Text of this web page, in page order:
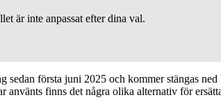
är inte anpassat efter dina val.
sedan första juni 2025 och kommer stängas ned
finns det några olika alternativ för